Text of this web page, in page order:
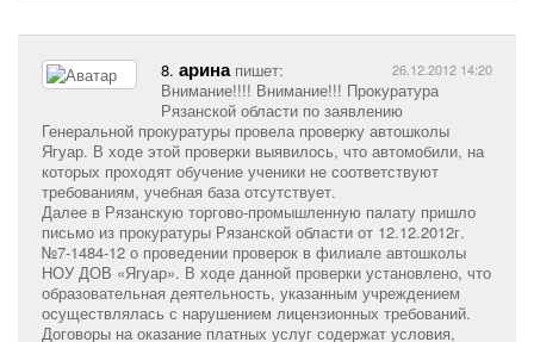
26.12.2012 14:20
8. аринапишет:
Внимание!!!! Внимание!!! Прокуратура
Рязанской области по заявлению
Генеральной прокуратуры провела проверку автошколы
Ягуар. В ходе этой проверки выявилось, что автомобили, на
которых проходят обучение ученики не соответствуют
требованиям, учебная база отсутствует.
Далее в Рязанскую торгово-промышленную палату пришло
письмо из прокуратуры Рязанской области от 12.12.2012г.
№7-1484-12 о проведении проверок в филиале автошколы
НОУ ДОВ «Ягуар». В ходе данной проверки установлено, что
образовательная деятельность, указанным учреждением
осуществлялась с нарушением лицензионных требований.
Договоры на оказание платных услуг содержат условия,